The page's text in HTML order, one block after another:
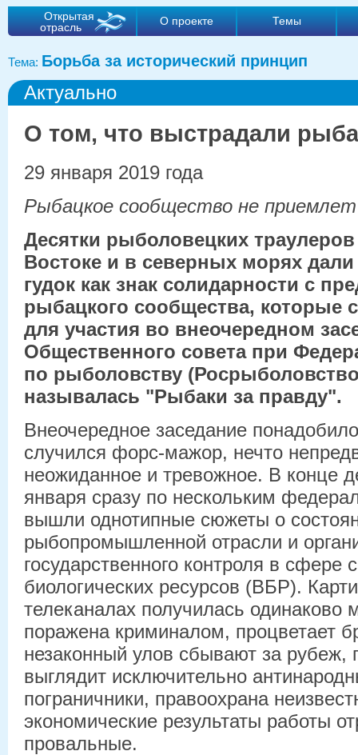
Открытая
отрасль
О проекте Темы
Тема: Борьба за исторический принцип
Актуально
О том, что выстрадали
29 января 2019 года
Рыбацкое сообщество не приемлет
Десятки рыболовецких
Востоке и в северных морях
гудок как знак солидарности с
рыбацкого сообщества, которые
для участия во внеочередном
Общественного совета при
по рыболовству
называлась "Рыбаки за правду".
Внеочередное заседание
случился форс-мажор, нечто
неожиданное и тревожное. В конце
января сразу по нескольким
вышли однотипные сюжеты о
рыбопромышленной отрасли и
государственного контроля в сфере
биологических ресурсов (ВБР).
телеканалах получилась одинаково
поражена криминалом, процветает
незаконный улов сбывают за рубеж,
выглядит исключительно
пограничники, правоохрана
экономические результаты работы
провальные.